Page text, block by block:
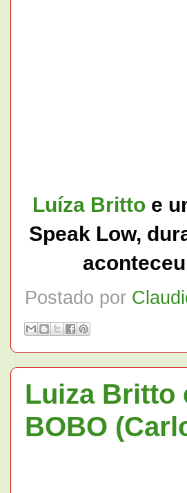
Luíza Brittoe
Speak Low,
aconteceu
Postado por
Luiza Britto
BOBO